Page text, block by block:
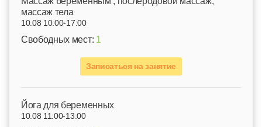
массаж тела
10.08 10:00-17:00
Свободных мест: 1
Записаться на занятие
Йога для беременных
10.08 11:00-13:00